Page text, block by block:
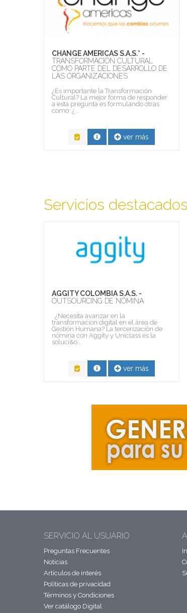
CHANGE AMERICAS S.A.S.* -
TRANSFORMACIÓN CULTURAL
COMO PARTE DEL DESARROLLO DE
LAS ORGANIZACIONES
¿Es importante la Transformación
Cultural? La mejor forma de responder
a esta pregunta es formulando otras
como: ¿...
ver más
Servicios destacados
AGGITY COLOMBIA S.A.S. -
OUTSOURCING DE NÓMINA
¿Necesita avanzar en la
transformación digital en el área de
Gestión Humana? La tercerización de
nómina con Aggity y Uniclass es la
soluci&o...
ver más
SERVICIO AL USUARIO
Preguntas Frecuentes
Noticias
Artículos de interés
Políticas de privacidad
Términos y Condiciones
Ver catálogo Digital